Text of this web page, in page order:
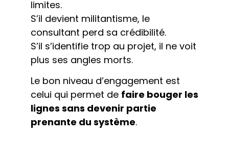
limites.
S’il devient militantisme, le
consultant perd sa crédibilité.
S’il s’identifie trop au projet, il ne voit
plus ses angles morts.
Le bon niveau d’engagement est
celui qui permet de faire bouger les
lignes sans devenir partie
prenante du système.